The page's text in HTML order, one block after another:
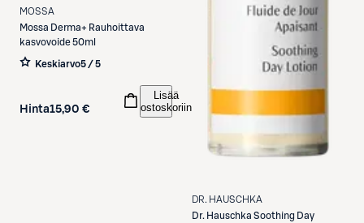
MOSSA
Mossa Derma+ Rauhoittava
kasvovoide 50ml
Keskiarvo5 / 5
Hinta15,90 €
Lisää
ostoskoriin
DR. HAUSCHKA
Dr. Hauschka Soothing Day